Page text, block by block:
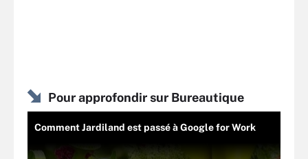
Pour approfondir sur Bureautique
Comment Jardiland est passé à Google for Work